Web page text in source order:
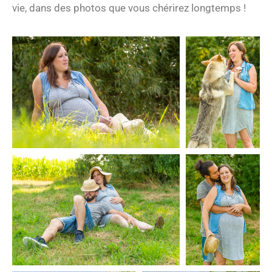
vie, dans des photos que vous chérirez longtemps !